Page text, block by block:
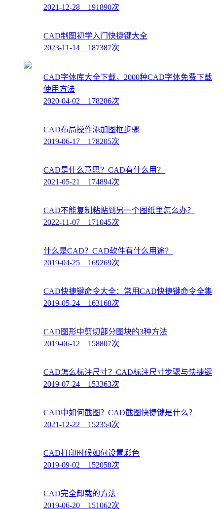
2021-12-28 191890次
CAD制图初学入门快捷键大全
2023-11-14 187387次
CAD字体库大全下载，2000种CAD字体免费下载
使用方法
2020-04-02 178286次
CAD布局操作添加图框步骤
2019-06-17 178205次
CAD是什么意思？CAD有什么用？
2021-05-21 174894次
CAD不能复制粘贴到另一个图纸里怎么办？
2022-11-07 171045次
什么是CAD？CAD软件有什么用途？
2019-04-25 169269次
CAD快捷键命令大全：常用CAD快捷键命令全集
2019-05-24 163168次
CAD图形中剪切部分图块的3种方法
2019-06-12 158807次
CAD怎么标注尺寸？CAD标注尺寸步骤与快捷键
2019-07-24 153363次
CAD中如何截图？CAD截图快捷键是什么？
2021-12-22 152354次
CAD打印时候如何设置彩色
2019-09-02 152058次
CAD完全卸载的方法
2019-06-20 151062次